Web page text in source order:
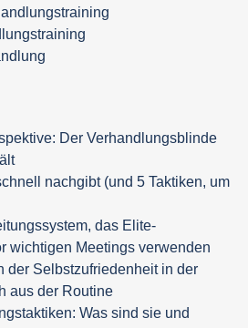
Der Verhandlungsblinde
nachgibt (und 5 Taktiken, um
das Elite-
wichtigen Meetings verwenden
der Selbstzufriedenheit in der
aus der Routine
Was sind sie und